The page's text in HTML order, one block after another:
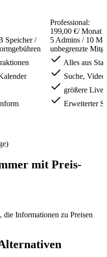
Speicher /
Professional:
199,00 €/ Monat
5 Admins / 10
unbegrenzte
Alles aus
Suche,
größere Live
Erweiterter
mit Preis-
die Informationen zu Preisen